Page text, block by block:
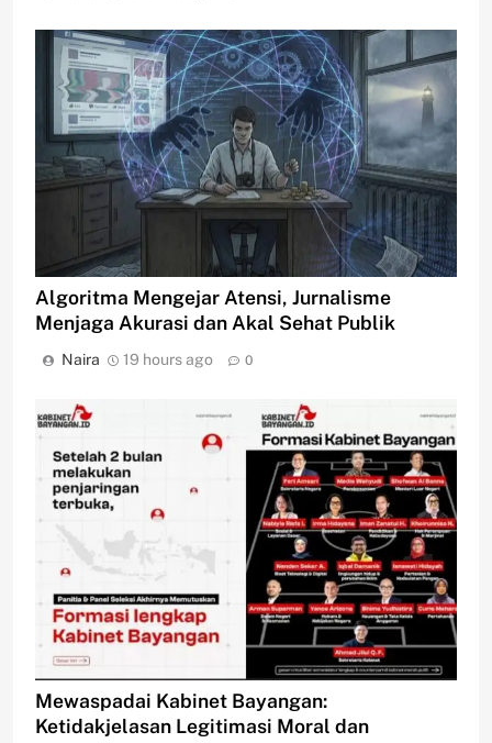
Algoritma Mengejar Atensi, Jurnalisme
Menjaga Akurasi dan Akal Sehat Publik
Naira 19 hours ago 0
Mewaspadai Kabinet Bayangan:
Ketidakjelasan Legitimasi Moral dan